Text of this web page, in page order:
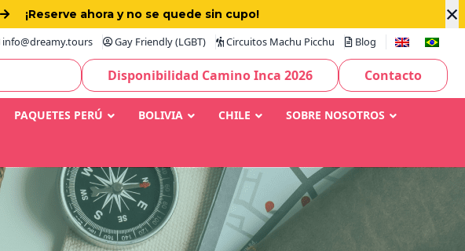
×
¡Reserve ahora y no se quede sin cupo!
info@dreamy.tours Gay Friendly (LGBT) Circuitos Machu Picchu Blog
Disponibilidad Camino Inca 2026 Contacto
PAQUETES PERÚ BOLIVIA CHILE SOBRE NOSOTROS